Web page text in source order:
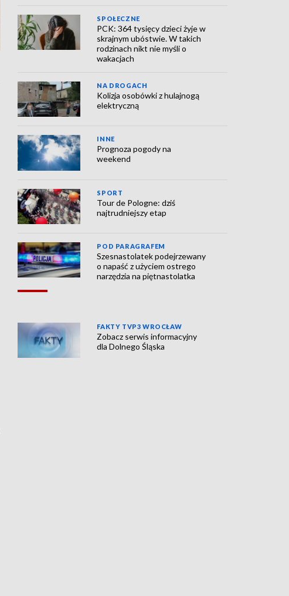
SPOŁECZNE
PCK: 364 tysięcy dzieci żyje w
skrajnym ubóstwie. W takich
rodzinach nikt nie myśli o
wakacjach
NA DROGACH
Kolizja osobówki z hulajnogą
elektryczną
INNE
Prognoza pogody na
weekend
SPORT
Tour de Pologne: dziś
najtrudniejszy etap
POD PARAGRAFEM
Szesnastolatek podejrzewany
o napaść z użyciem ostrego
narzędzia na piętnastolatka
FAKTY TVP3 WROCŁAW
Zobacz serwis informacyjny
dla Dolnego Śląska